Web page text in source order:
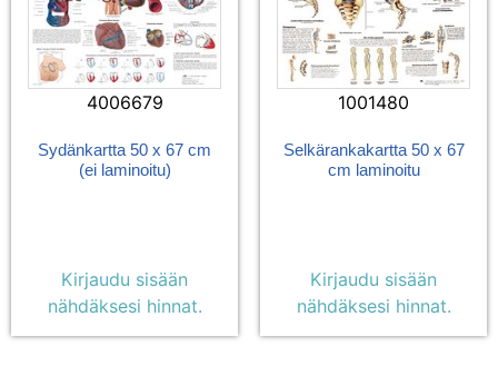
4006679
Sydänkartta 50 x 67 cm
(ei laminoitu)
Kirjaudu sisään
nähdäksesi hinnat.
1001480
Selkärankakartta 50 x 67
cm laminoitu
Kirjaudu sisään
nähdäksesi hinnat.